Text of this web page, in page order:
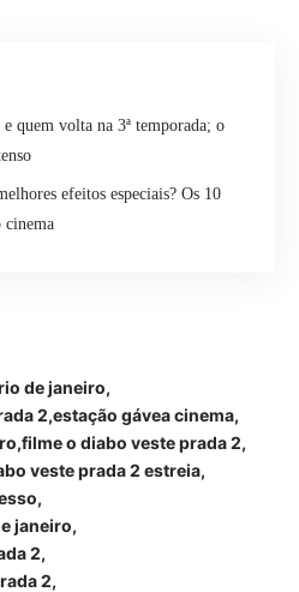
quem volta na 3ª temporada; o
efeitos especiais? Os 10
cinema
de janeiro
2 estação gávea cinema
filme o diabo veste prada 2
veste prada 2 estreia
janeiro
2
2